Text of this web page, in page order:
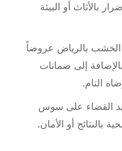
بالأثاث أو البيئة
بالرياض عروضاً
إلى ضمانات
التام.
القضاء على سوس
بالنتائج أو الأمان.